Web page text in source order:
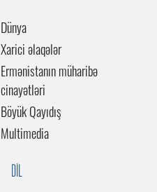
Dünya
Xarici əlaqələr
Ermənistanın müharibə
cinayətləri
Böyük Qayıdış
Multimedia
DİL